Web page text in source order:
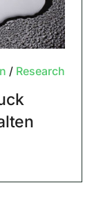
/ Research